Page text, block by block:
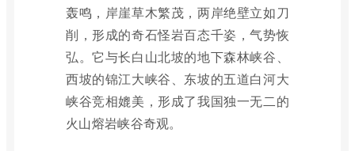
轰鸣，岸崖草木繁茂，两岸绝壁立如刀
削，形成的奇石怪岩百态千姿，气势恢
弘。它与长白山北坡的地下森林峡谷、
西坡的锦江大峡谷、东坡的五道白河大
峡谷竞相媲美，形成了我国独一无二的
火山熔岩峡谷奇观。